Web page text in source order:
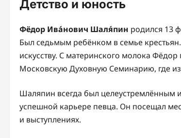
Детство и юность
Фёдор Ива́нович Шаля́пин родился 13
Был седьмым ребёнком в семье
искусству. С материнского молока
Московскую Духовную Семинарию, где
Шаляпин всегда был
успешной карьере певца. Он посещал
и выступлениях.